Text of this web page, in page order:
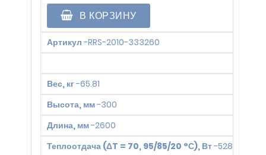
В КОРЗИНУ
Артикул -RRS-2010-333260
Вес, кг-65.81
Высота, мм-300
Длина, мм-2600
Теплоотдача (ΔT = 70, 95/85/20 °С), Вт-5282